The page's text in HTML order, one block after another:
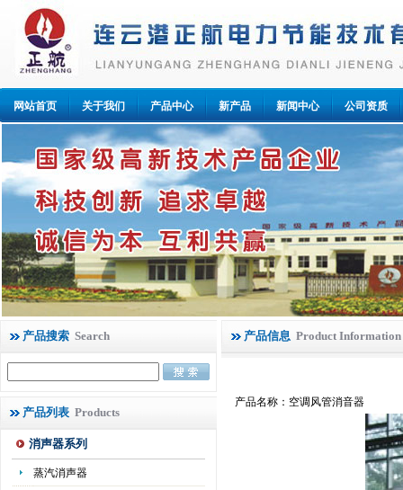
网站首页 关于我们 产品中心 新产品 新闻中心 公司资质
产品搜索 Search
产品列表 Products
消声器系列
蒸汽消声器
产品信息 Product Information
产品名称：空调风管消音器